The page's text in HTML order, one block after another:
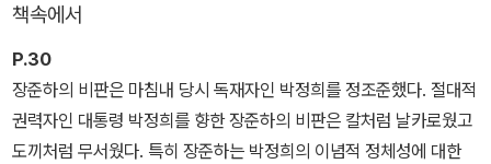
박정희 독재 권력하에서 누구도 기록할 수 없었던 장준하 선생의 살
아 있는 말과 행동을 오늘에 다시 되살려낸다. 역설적이게도 장준하
의 모든 것을 감시하고 기록한 중정 덕분이다. 장준하를 가두고 처벌
할 목적으로 중정이 기록한 장준하 선생의 말과 글을 통해 우리는 새
로운 장준하의 모습을 마주하게 된다.
책속에서
P.30
장준하의 비판은 마침내 당시 독재자인 박정희를 정조준했다. 절대적
권력자인 대통령 박정희를 향한 장준하의 비판은 칼처럼 날카로웠고
도끼처럼 무서웠다. 특히 장준하는 박정희의 이념적 정체성에 대한